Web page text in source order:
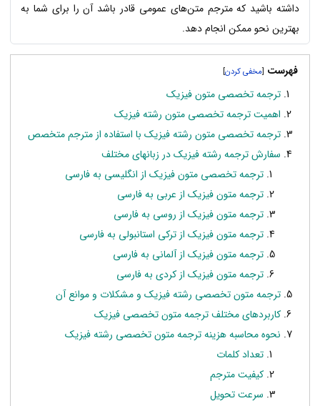
داشته باشید که مترجم متن‌های عمومی قادر باشد آن را برای شما به
بهترین نحو ممکن انجام دهد.
فهرست [
]
ترجمه تخصصی متون فیزیک
اهمیت ترجمه تخصصی متون رشته فیزیک
ترجمه تخصصی متون رشته فیزیک با استفاده از مترجم متخصص
سفارش ترجمه رشته فیزیک در زبانهای مختلف
ترجمه تخصصی متون فیزیک از انگلیسی به فارسی
ترجمه متون فیزیک از عربی به فارسی
ترجمه متون فیزیک از روسی به فارسی
ترجمه متون فیزیک از ترکی استانبولی به فارسی
ترجمه متون فیزیک از آلمانی به فارسی
ترجمه متون فیزیک از کردی به فارسی
ترجمه متون تخصصی رشته فیزیک و مشکلات و موانع آن
کاربردهای مختلف ترجمه متون تخصصی فیزیک
نحوه محاسبه هزینه ترجمه متون تخصصی رشته فیزیک
تعداد کلمات
کیفیت مترجم
سرعت تحویل